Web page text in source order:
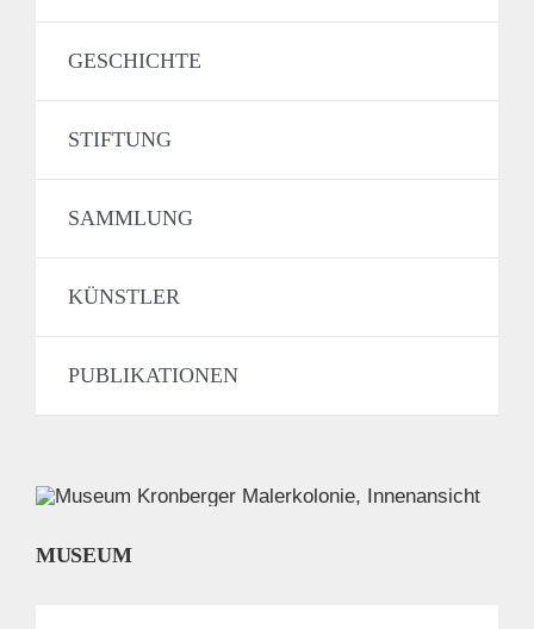
GESCHICHTE
STIFTUNG
SAMMLUNG
KÜNSTLER
PUBLIKATIONEN
MUSEUM